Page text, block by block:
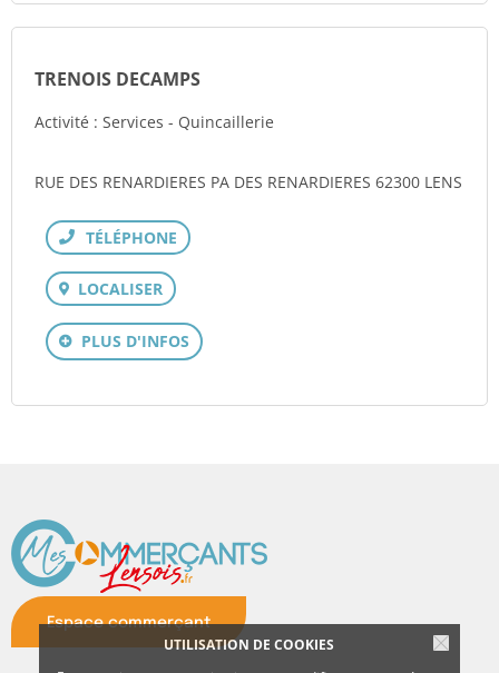
UTILISATION DE COOKIES
TRENOIS DECAMPS
Activité : Services - Quincaillerie
RUE DES RENARDIERES PA DES RENARDIERES 62300 LENS
Téléphone
LOCALISER
PLUS D'INFOS
Espace commerçant